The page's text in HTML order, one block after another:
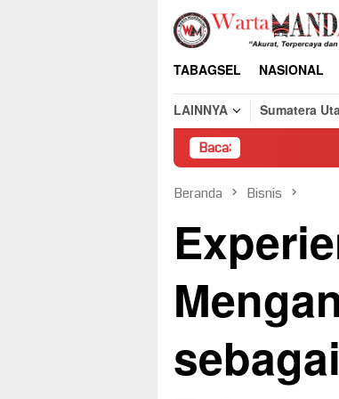
Loncat
konten
TABAGSEL NASIONAL
LAINNYA
Sumatera
Baca:
Beranda Bisnis